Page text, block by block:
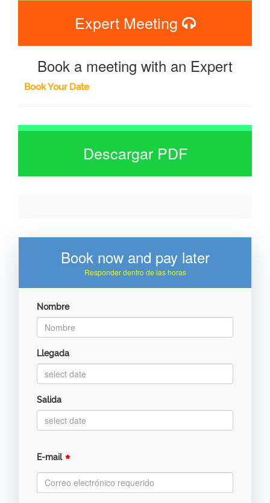
Expert Meeting
Book a meeting with an Expert
Book Your Date
Descargar PDF
Book now and pay later
Responder dentro de las horas
Nombre
Llegada
Salida
E-mail *